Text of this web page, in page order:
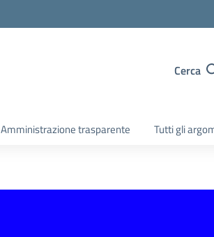
Cerca
Amministrazione trasparente Tutti gli